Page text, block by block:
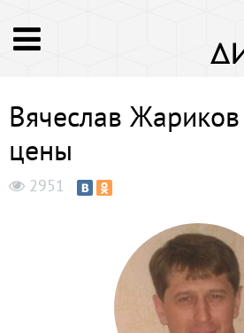
Вячеслав Жариков
цены
2951